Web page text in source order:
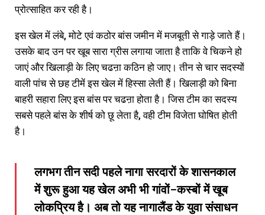
प्रोत्साहित कर रही है।
इस खेल में लंबे, मोटे एवं कठोर बांस जमीन में मजबूती से गाड़े जाते हैं।
उसके बाद उन पर खूब सारा ग्रीस लगाया जाता है ताकि वे चिकने हो
जाएं और खिलाड़ी के लिए चढऩा कठिन हो जाए। तीन से चार सदस्यों
वाली पांच से छह टीमें इस खेल में हिस्सा लेती हैं। खिलाड़ी को बिना
बाहरी सहारा लिए इस बांस पर चढऩा होता है। जिस टीम का सदस्य
सबसे पहले बांस के शीर्ष को छू लेता है, वही टीम विजेता घोषित होती
है।
लगभग तीन सदी पहले नागा सरदारों के शासनकाल
में शुरू हुआ यह खेल अभी भी गांवों-कस्बों में खूब
लोकप्रिय है। अब तो यह नागालैंड के युवा संसाधन